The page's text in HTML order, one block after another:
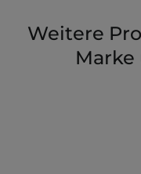
Weitere